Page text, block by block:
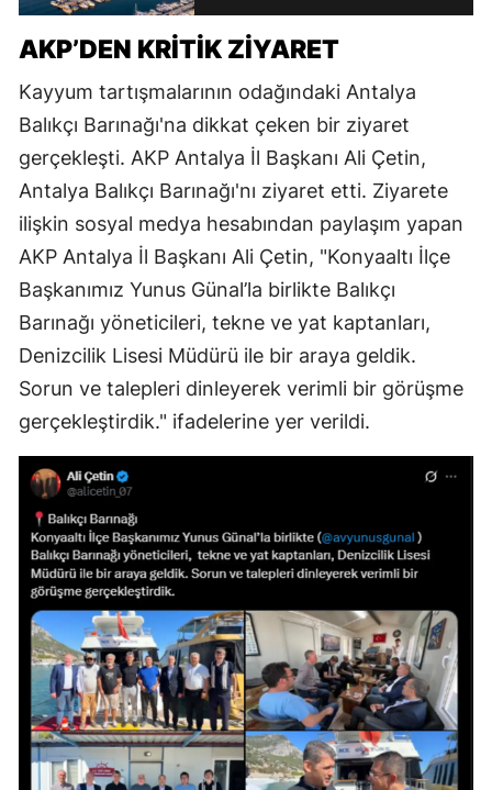
AKP’DEN KRİTİK ZİYARET
Kayyum tartışmalarının odağındaki Antalya
Balıkçı Barınağı'na dikkat çeken bir ziyaret
gerçekleşti. AKP Antalya İl Başkanı Ali Çetin,
Antalya Balıkçı Barınağı'nı ziyaret etti. Ziyarete
ilişkin sosyal medya hesabından paylaşım yapan
AKP Antalya İl Başkanı Ali Çetin, "Konyaaltı İlçe
Başkanımız Yunus Günal’la birlikte Balıkçı
Barınağı yöneticileri, tekne ve yat kaptanları,
Denizcilik Lisesi Müdürü ile bir araya geldik.
Sorun ve talepleri dinleyerek verimli bir görüşme
gerçekleştirdik." ifadelerine yer verildi.